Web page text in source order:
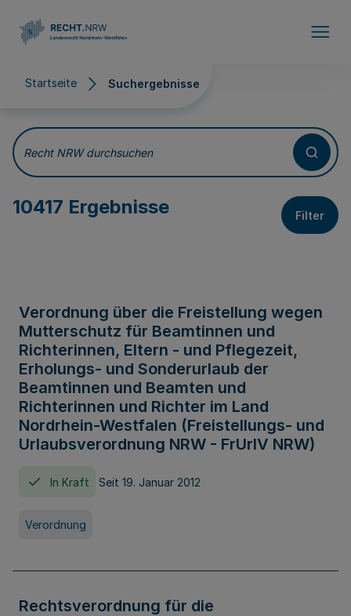
Startseite Suchergebnisse
Suchergebnisse
Recht NRW durchsuchen
10417 Ergebnisse Filter
Verordnung über die Freistellung wegen
Mutterschutz für Beamtinnen und
Richterinnen, Eltern - und Pflegezeit,
Erholungs- und Sonderurlaub der
Beamtinnen und Beamten und
Richterinnen und Richter im Land
Nordrhein-Westfalen (Freistellungs- und
Urlaubsverordnung NRW - FrUrlV NRW)
In Kraft Seit 19. Januar 2012
Verordnung
Rechtsverordnung für die